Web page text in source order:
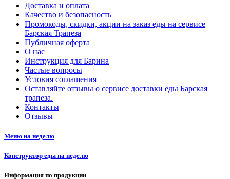
Доставка и оплата
Качество и безопасность
Промокоды, скидки, акции на заказ еды на сервисе
Барская Трапеза
Публичная оферта
О нас
Инструкция для Барина
Частые вопросы
Условия соглашения
Оставляйте отзывы о сервисе доставки еды Барская
трапеза.
Контакты
Отзывы
Меню на неделю
Конструктор еды на неделю
Информация по продукции